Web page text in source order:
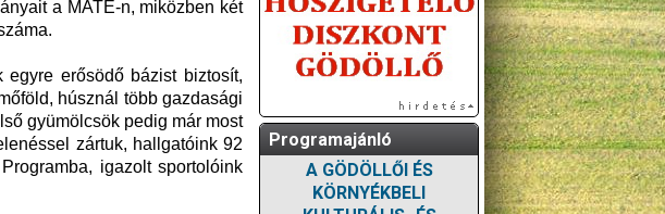
a MATE-n, miközben két
egyre erősödő bázist biztosít,
húsznál több gazdasági
gyümölcsök pedig már most
zártuk, hallgatóink 92
igazolt sportolóink
Programajánló
A GÖDÖLLŐI ÉS
KÖRNYÉKBELI